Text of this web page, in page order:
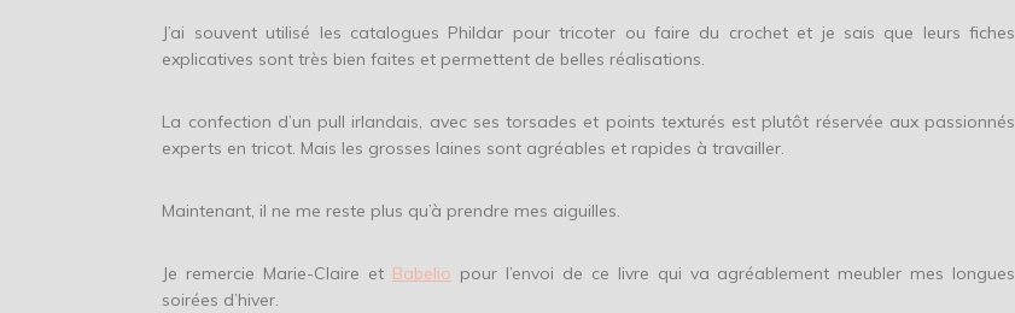
J’ai souvent utilisé les catalogues Phildar pour tricoter ou faire du crochet et je sais que leurs fiches
explicatives sont très bien faites et permettent de belles réalisations.
La confection d’un pull irlandais, avec ses torsades et points texturés est plutôt réservée aux passionnés
experts en tricot. Mais les grosses laines sont agréables et rapides à travailler.
Maintenant, il ne me reste plus qu’à prendre mes aiguilles.
Je remercie Marie-Claire et Babelio pour l’envoi de ce livre qui va agréablement meubler mes longues
soirées d’hiver.